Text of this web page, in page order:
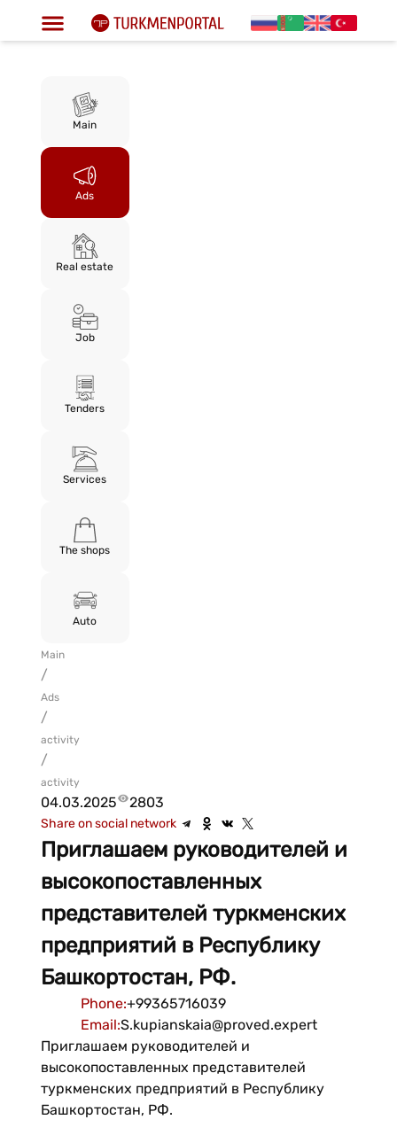
Main
Ads
Real estate
Job
Tenders
Services
The shops
Auto
Main
/
Ads
/
activity
/
activity
04.03.2025 2803
Share on social network
Приглашаем руководителей и
высокопоставленных
представителей туркменских
предприятий в Республику
Башкортостан, РФ.
Phone:+99365716039
Email:S.kupianskaia@proved.expert
Приглашаем руководителей и
высокопоставленных представителей
туркменских предприятий в Республику
Башкортостан, РФ.